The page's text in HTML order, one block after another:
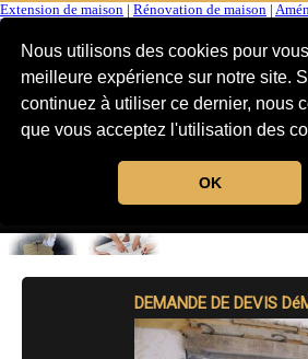
Nous utilisons des cookies pour
meilleure expérience sur notre site.
continuez à utiliser ce dernier, nous
que vous acceptez l'utilisation des
OK
Extension de maison Rénovation de maison
MENU
DEMANDE DE DEVIS